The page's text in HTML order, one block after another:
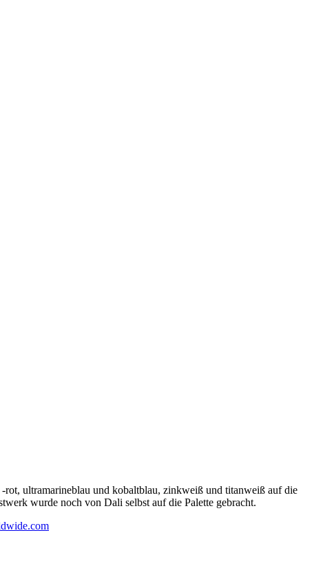
rot, ultramarineblau und kobaltblau, zinkweiß und titanweiß auf die
wurde noch von Dali selbst auf die Palette gebracht.